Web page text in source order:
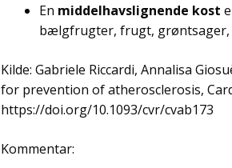
En middelhavslignende kost
bælgfrugter, frugt, grøntsager,
Kilde: Gabriele Riccardi, Annalisa
for prevention of atherosclerosis,
https://doi.org/10.1093/cvr/cvab173
Kommentar: